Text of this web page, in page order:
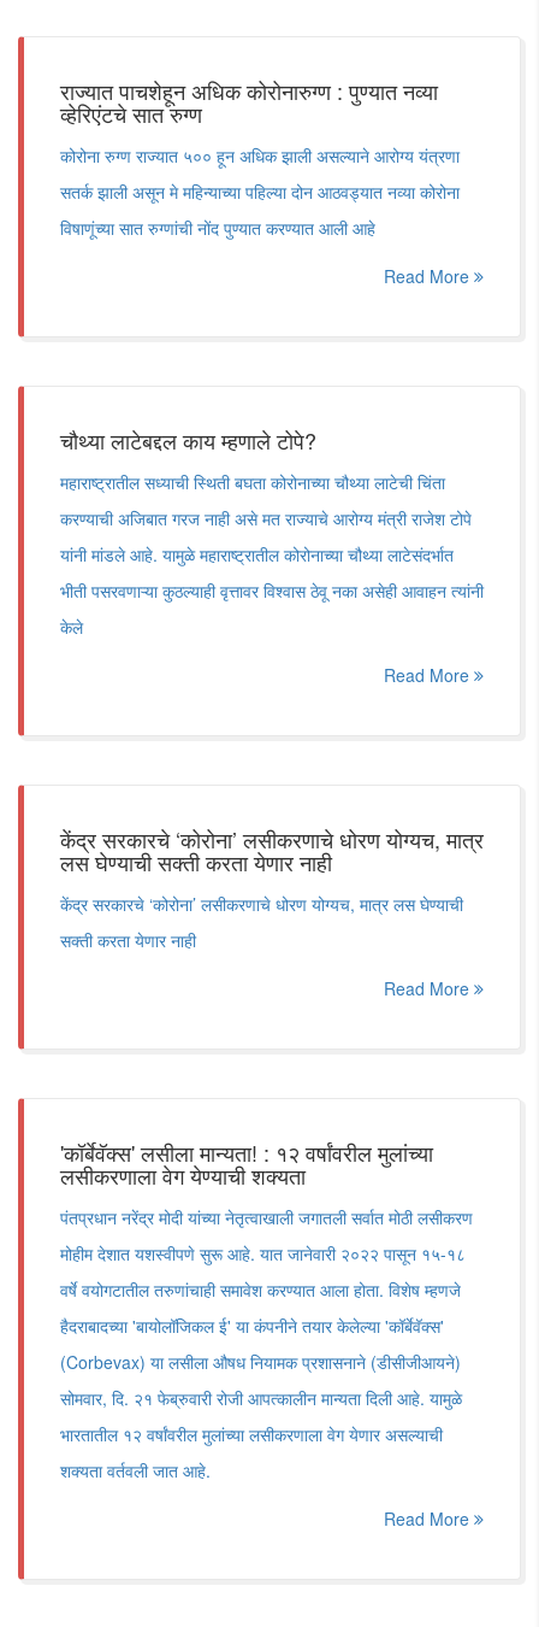
राज्यात पाचशेहून अधिक कोरोनारुग्ण : पुण्यात नव्या
व्हेरिएंटचे सात रुग्ण
कोरोना रुग्ण राज्यात ५०० हून अधिक झाली असल्याने आरोग्य यंत्रणा
सतर्क झाली असून मे महिन्याच्या पहिल्या दोन आठवड्यात नव्या कोरोना
विषाणूंच्या सात रुग्णांची नोंद पुण्यात करण्यात आली आहे
Read More
चौथ्या लाटेबद्दल काय म्हणाले टोपे?
महाराष्ट्रातील सध्याची स्थिती बघता कोरोनाच्या चौथ्या लाटेची चिंता
करण्याची अजिबात गरज नाही असे मत राज्याचे आरोग्य मंत्री राजेश टोपे
यांनी मांडले आहे. यामुळे महाराष्ट्रातील कोरोनाच्या चौथ्या लाटेसंदर्भात
भीती पसरवणाऱ्या कुठल्याही वृत्तावर विश्वास ठेवू नका असेही आवाहन त्यांनी
केले
Read More
केंद्र सरकारचे ‘कोरोना’ लसीकरणाचे धोरण योग्यच, मात्र
लस घेण्याची सक्ती करता येणार नाही
केंद्र सरकारचे ‘कोरोना’ लसीकरणाचे धोरण योग्यच, मात्र लस घेण्याची
सक्ती करता येणार नाही
Read More
'कॉर्बेवॅक्स' लसीला मान्यता! : १२ वर्षांवरील मुलांच्या
लसीकरणाला वेग येण्याची शक्यता
पंतप्रधान नरेंद्र मोदी यांच्या नेतृत्वाखाली जगातली सर्वात मोठी लसीकरण
मोहीम देशात यशस्वीपणे सुरू आहे. यात जानेवारी २०२२ पासून १५-१८
वर्षे वयोगटातील तरुणांचाही समावेश करण्यात आला होता. विशेष म्हणजे
हैदराबादच्या 'बायोलॉजिकल ई' या कंपनीने तयार केलेल्या 'कॉर्बेवॅक्स'
(Corbevax) या लसीला औषध नियामक प्रशासनाने (डीसीजीआयने)
सोमवार, दि. २१ फेब्रुवारी रोजी आपत्कालीन मान्यता दिली आहे. यामुळे
भारतातील १२ वर्षांवरील मुलांच्या लसीकरणाला वेग येणार असल्याची
शक्यता वर्तवली जात आहे.
Read More